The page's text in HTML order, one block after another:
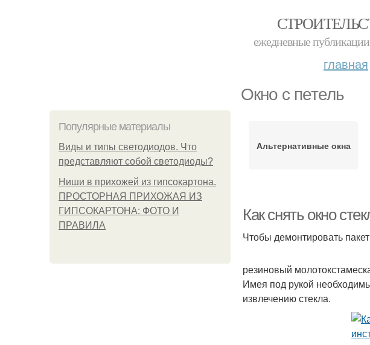
ежедневные
главная
Окно с петель
Популярные материалы
Виды и типы светодиодов. Что
представляют собой светодиоды?
Ниши в прихожей из гипсокартона.
ПРОСТОРНАЯ ПРИХОЖАЯ ИЗ
ГИПСОКАРТОНА: ФОТО И
ПРАВИЛА
Альтернативные окна
Как снять окно
Чтобы демонтировать
резиновый
Имея под рукой
извлечению стекла.